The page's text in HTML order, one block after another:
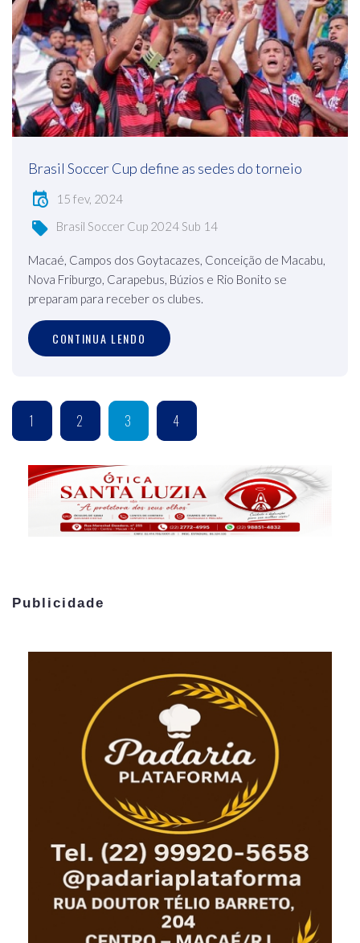
Brasil Soccer Cup define as sedes do torneio
15 fev, 2024
Brasil Soccer Cup 2024 Sub 14
Macaé, Campos dos Goytacazes, Conceição de Macabu,
Nova Friburgo, Carapebus, Búzios e Rio Bonito se
preparam para receber os clubes.
CONTINUA LENDO
1 2 3 4
Publicidade